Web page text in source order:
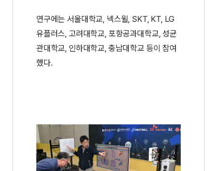
연구에는 서울대학교, 넥스윌, SKT, KT, LG
유플러스, 고려대학교, 포항공과대학교, 성균
관대학교, 인하대학교, 충남대학교 등이 참여
했다.